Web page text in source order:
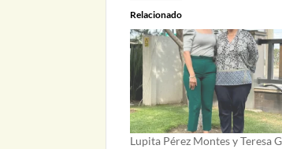
Relacionado
Lupita Pérez Montes y Teresa